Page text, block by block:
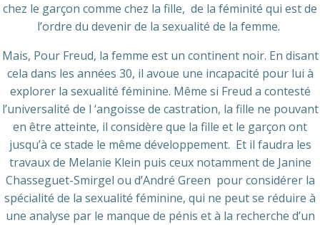
chez le garçon comme chez la fille, de la féminité qui est de
l’ordre du devenir de la sexualité de la femme.
Mais, Pour Freud, la femme est un continent noir. En disant
cela dans les années 30, il avoue une incapacité pour lui à
explorer la sexualité féminine. Même si Freud a contesté
l’universalité de l ‘angoisse de castration, la fille ne pouvant
en être atteinte, il considère que la fille et le garçon ont
jusqu’à ce stade le même développement. Et il faudra les
travaux de Melanie Klein puis ceux notamment de Janine
Chasseguet-Smirgel ou d’André Green pour considérer la
spécialité de la sexualité féminine, qui ne peut se réduire à
une analyse par le manque de pénis et à la recherche d’un